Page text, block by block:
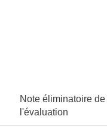
Note éliminatoire de
l'évaluation